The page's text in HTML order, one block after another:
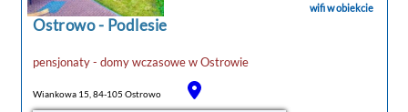
Ostrowo- Podlesie
pensjonaty - domy wczasowewOstrowie
Wiankowa 15, 84-105 Ostrowo
wifi w obiekcie